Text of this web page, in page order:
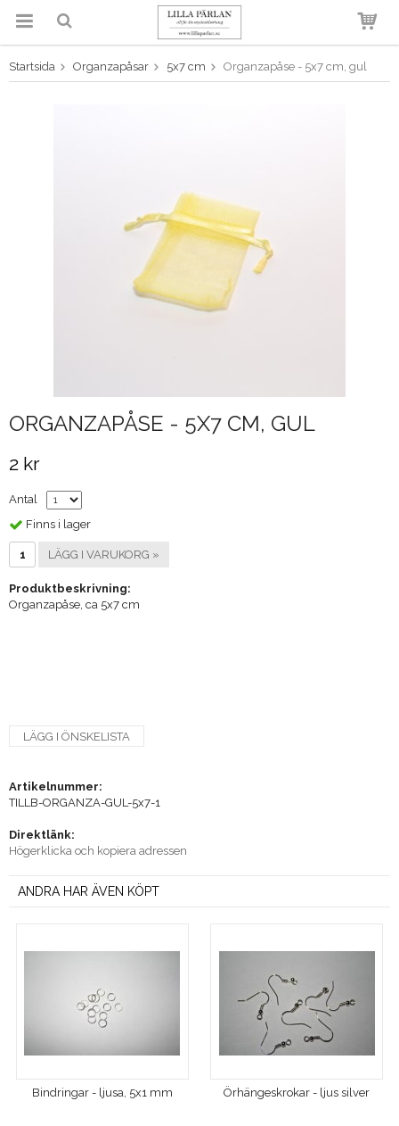
Produkten har blivit tillagd i
varukorgen
Startsida Organzapåsar 5x7 cm Organzapåse - 5x7 cm, gul
ORGANZAPÅSE - 5X7 CM, GUL
2 kr
Antal
Finns i lager
LÄGG I VARUKORG »
Produktbeskrivning:
Organzapåse, ca 5x7 cm
LÄGG I ÖNSKELISTA
Artikelnummer:
TILLB-ORGANZA-GUL-5x7-1
Direktlänk:
Högerklicka och kopiera adressen
ANDRA HAR ÄVEN KÖPT
Bindringar - ljusa, 5x1 mm Örhängeskrokar - ljus silver